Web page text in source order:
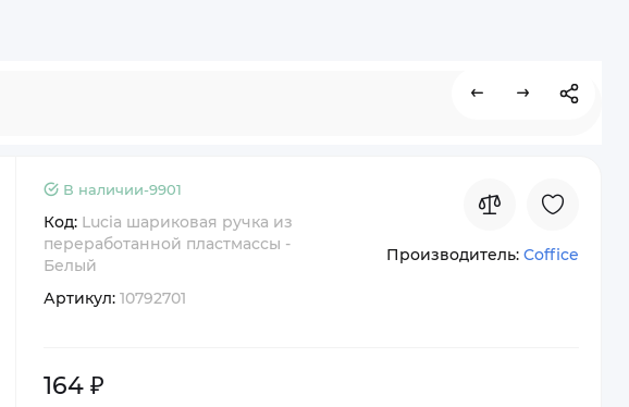
В наличии-9901
Код: Lucia шариковая ручка из
переработанной пластмассы -
Белый
Артикул: 10792701
Производитель: Coffice
164 ₽